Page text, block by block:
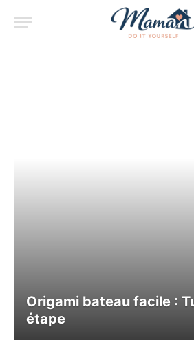
Origami bateau facile :
étape